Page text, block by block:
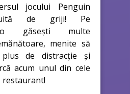
jocului Penguin
de griji! Pe
găsești multe
menite să
de distracție și
acum unul din cele
restaurant!